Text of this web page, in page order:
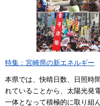
特集：宮崎県の新エネルギー
本県では、快晴日数、日照時
れていることから、太陽光発
一体となって積極的に取り組